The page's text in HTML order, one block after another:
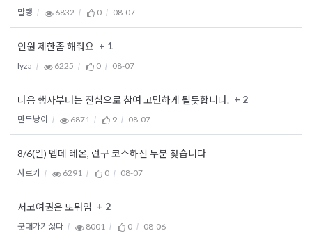
말랭 6832 0 08-07
인원 제한좀 해줘요 + 1
lyza 6225 0 08-07
다음 행사부터는 진심으로 참여 고민하게 될듯합니다. + 2
만두냥이 6871 9 08-07
8/6(일) 뎁데 레온, 런구 코스하신 두분 찾습니다
사르카 6291 0 08-07
서코여권은 또뭐임 + 2
군대가기싫다 8001 0 08-06